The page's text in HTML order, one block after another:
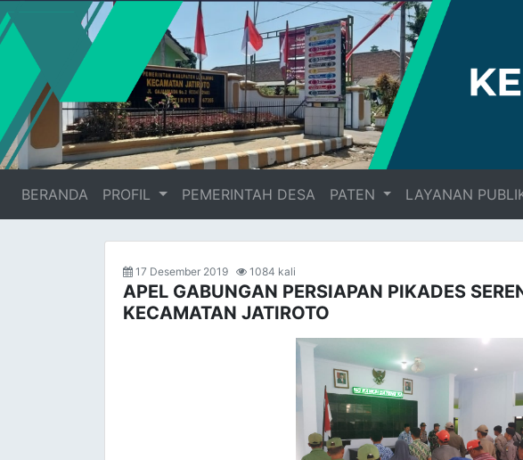
BERANDA (current)
PROFIL PEMERINTAH DESA PATEN LAYANAN
17 Desember 2019 1084 kali
APEL GABUNGAN PERSIAPAN PIKADES
KECAMATAN JATIROTO